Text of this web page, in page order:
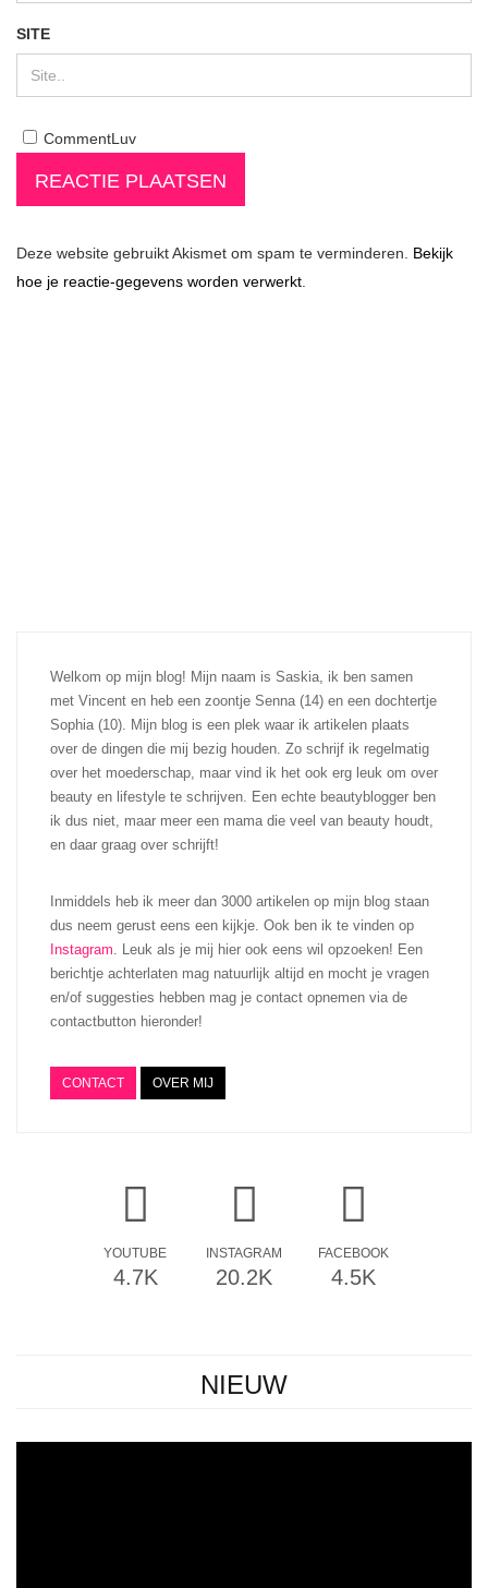
SITE
CommentLuv
REACTIE PLAATSEN
Deze website gebruikt Akismet om spam te verminderen. Bekijk
hoe je reactie-gegevens worden verwerkt.
Welkom op mijn blog! Mijn naam is Saskia, ik ben samen
met Vincent en heb een zoontje Senna (14) en een dochtertje
Sophia (10). Mijn blog is een plek waar ik artikelen plaats
over de dingen die mij bezig houden. Zo schrijf ik regelmatig
over het moederschap, maar vind ik het ook erg leuk om over
beauty en lifestyle te schrijven. Een echte beautyblogger ben
ik dus niet, maar meer een mama die veel van beauty houdt,
en daar graag over schrijft!
Inmiddels heb ik meer dan 3000 artikelen op mijn blog staan
dus neem gerust eens een kijkje. Ook ben ik te vinden op
Instagram. Leuk als je mij hier ook eens wil opzoeken! Een
berichtje achterlaten mag natuurlijk altijd en mocht je vragen
en/of suggesties hebben mag je contact opnemen via de
contactbutton hieronder!
CONTACT OVER MIJ
YOUTUBE
4.7K
INSTAGRAM
20.2K
FACEBOOK
4.5K
NIEUW